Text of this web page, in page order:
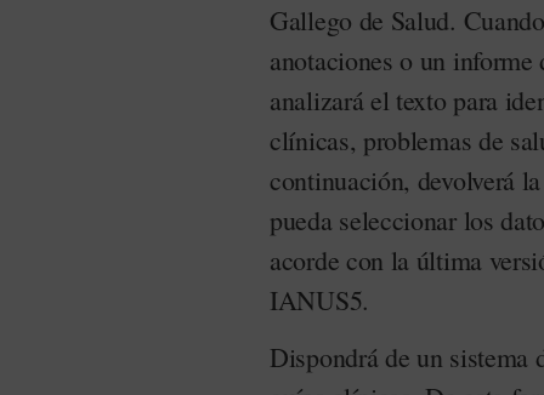
Gallego de Salud.
anotaciones o un
analizará el texto para
clínicas, problemas de
continuación, devolverá
pueda seleccionar los
acorde con la última
IANUS5.
Dispondrá de un sistema